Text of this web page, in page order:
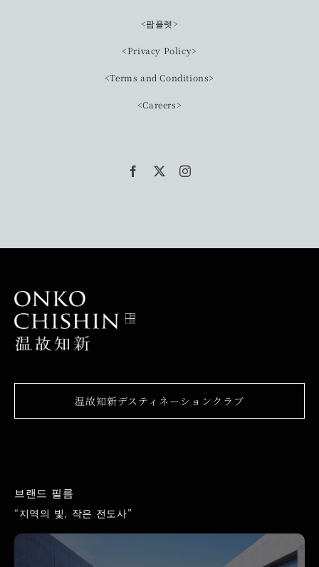
<팜플렛>
<Privacy Policy>
<Terms and Conditions>
<Careers>
温故知新デスティネーションクラブ
브랜드 필름
“지역의 빛, 작은 전도사”